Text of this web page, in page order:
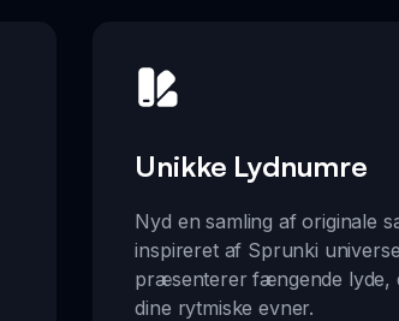
Unikke Lydnumre
Nyd en samling af originale
inspireret af Sprunki
præsenterer fængende lyde,
dine rytmiske evner.